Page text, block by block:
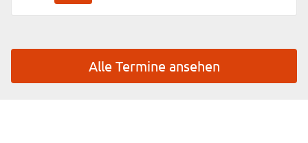
Alle Termine ansehen